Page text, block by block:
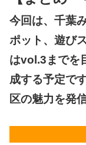
今回は、千葉
ポット、遊び
はvol.3までを
成する予定で
区の魅力を発